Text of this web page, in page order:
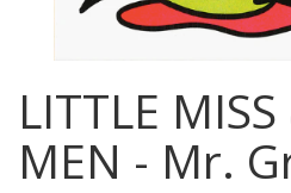
LITTLE
MEN - Mr.